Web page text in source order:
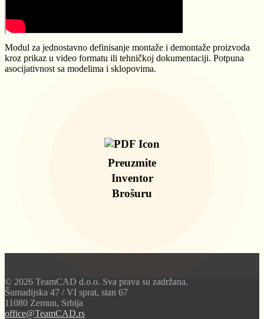
Modul za jednostavno definisanje montaže i demontaže proizvoda
kroz prikaz u video formatu ili tehničkoj dokumentaciji. Potpuna
asocijativnost sa modelima i sklopovima.
Preuzmite
Inventor
Brošuru
© 2026 TeamCAD d.o.o. Sva prava su zadržana.
Šumadijska 47 / VI sprat, stan 67
11080 Zemun, Srbija
office@TeamCAD.rs